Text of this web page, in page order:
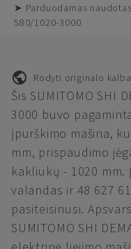
➤ Parduodamas naudotas
580/1020-3000
Rodyti originalo kalba
Šis SUMITOMO SHI
3000 buvo
įpurškimo mašina,
mm, prispaudimo
kakliukų - 1020
valandas ir 48 627
pasiteisinusi.
SUMITOMO SHI